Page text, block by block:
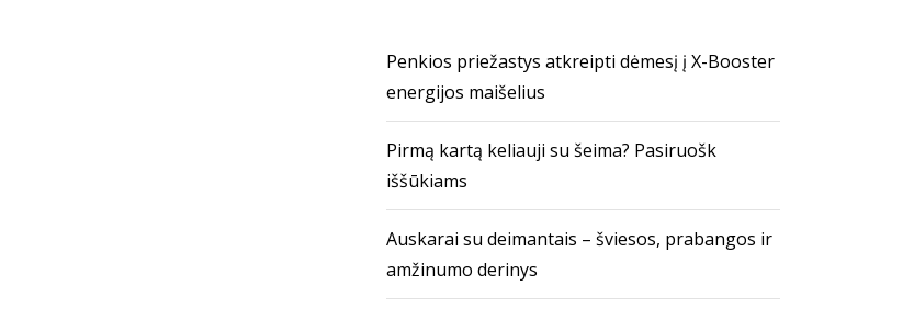
Penkios priežastys atkreipti dėmesį į X-Booster
energijos maišelius
Pirmą kartą keliauji su šeima? Pasiruošk
iššūkiams
Auskarai su deimantais – šviesos, prabangos ir
amžinumo derinys